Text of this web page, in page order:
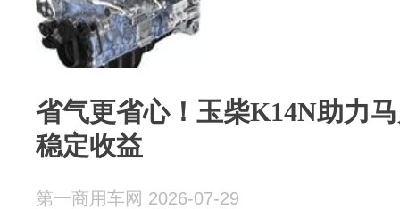
省气更省心！玉柴K14N助力
稳定收益
第一商用车网 2026-07-29